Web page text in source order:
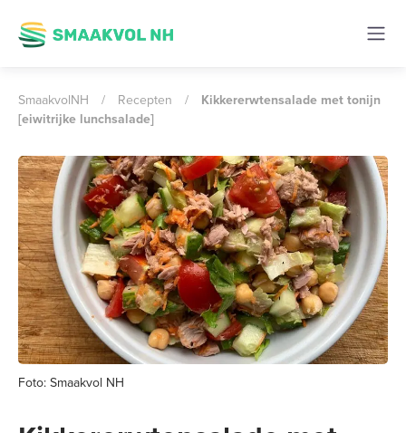
SmaakvolNH / Recepten /
Kikkererwtensalade met tonijn
[eiwitrijke lunchsalade]
Foto: Smaakvol NH